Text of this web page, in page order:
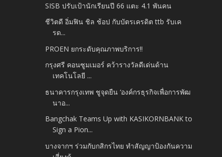
SISB ปรับเป้านักเรียนปี 66 แตะ 4.1 พันคน
ชีวิตดี อิ่มฟิน ชิล ช้อป กับบัตรเครดิต ttb รับเค
รด...
PROEN ยกระดับคุณภาพบริการ!!
กรุงศรี คอนซูมเมอร์ คว้ารางวัลดีเด่นด้าน
เทคโนโลยี ...
ธนาคารกรุงเทพ ชูจุดยืน ‘องค์กรธุรกิจเพื่อการพัฒ
นาอ...
Bangchak Teams Up with KASIKORNBANK to
Sign a Pion...
บางจากฯ ร่วมกับกสิกรไทย ทำสัญญาป้องกันความ